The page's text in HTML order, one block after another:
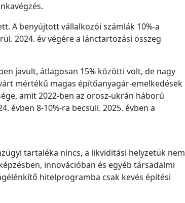
A benyújtott vállalkozói számlák 10%-a
2024. év végére a lánctartozási összeg
javult, átlagosan 15% közötti volt, de nagy
mértékű magas építőanyagár-emelkedések
amit 2022-ben az orosz-ukrán háború
évben 8-10%-ra becsüli. 2025. évben a
tartaléka nincs, a likviditási helyzetük nem
innovációban és egyéb társadalmi
hitelprogramba csak kevés építési